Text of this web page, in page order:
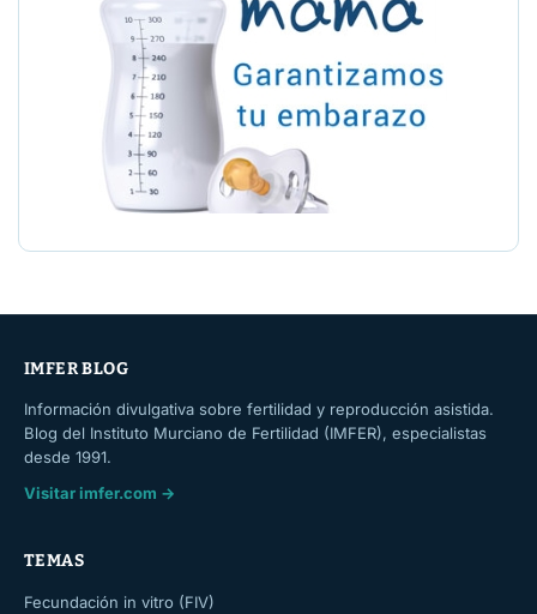
IMFER BLOG
Información divulgativa sobre fertilidad y reproducción asistida.
Blog del Instituto Murciano de Fertilidad (IMFER), especialistas
desde 1991.
Visitar imfer.com →
TEMAS
Fecundación in vitro (FIV)